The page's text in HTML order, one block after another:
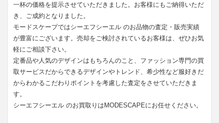
一杯の価格を提示させていただきました。お客様にもご納得いただ
き、ご成約となりました。
モードスケープではシーエフシーエル のお品物の査定・販売実績
が豊富にございます。売却をご検討されているお客様は、ぜひお気
軽にご相談下さい。
定番品や人気のデザインはもちろんのこと、ファッション専門の買
取サービスだからできるデザインやトレンド、希少性など服好きだ
からわかるこだわりポイントを考慮した査定をさせていただきま
す。
シーエフシーエル のお買取りはMODESCAPEにお任せください。